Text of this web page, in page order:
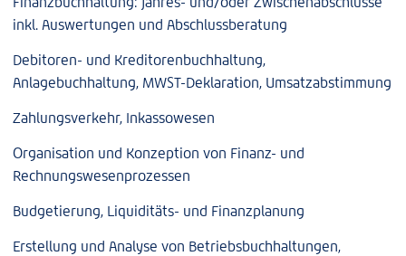
inkl. Auswertungen und Abschlussberatung
Debitoren- und Kreditorenbuchhaltung,
Anlagebuchhaltung, MWST-Deklaration, Umsatzabstimmung
Zahlungsverkehr, Inkassowesen
Organisation und Konzeption von Finanz- und
Rechnungswesenprozessen
Budgetierung, Liquiditäts- und Finanzplanung
Erstellung und Analyse von Betriebsbuchhaltungen,